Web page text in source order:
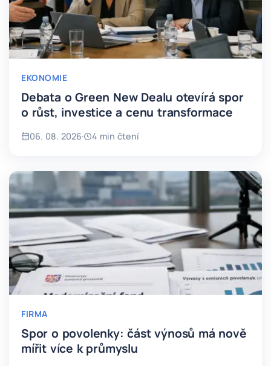
EKONOMIE
Debata o Green New Dealu otevírá spor
o růst, investice a cenu transformace
06. 08. 2026· 4 min čtení
FIRMA
Spor o povolenky: část výnosů má nově
mířit více k průmyslu